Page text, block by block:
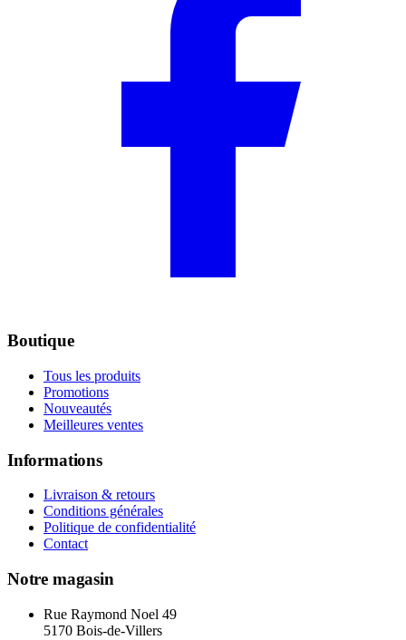
Boutique
Tous les produits
Promotions
Nouveautés
Meilleures ventes
Informations
Livraison & retours
Conditions générales
Politique de confidentialité
Contact
Notre magasin
Rue Raymond Noel 49
5170 Bois-de-Villers